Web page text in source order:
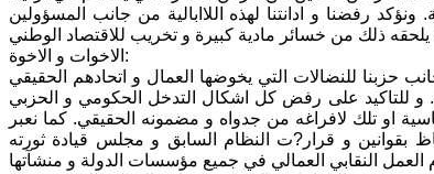
رفضنا و ادانتنا لهذه اللاابالية من جانب المسؤولين
الاخوات و الاخوة:
حزبنا للنضالات التي يخوضها العمال و اتحادهم الحقيقي
على رفض كل اشكال التدخل الحكومي و الحزبي
او تلك لافراغه من جدواه و مضمونه الحقيقي. كما نعبر
بقوانين و قرار?ت النظام السابق و مجلس قيادة ثورته